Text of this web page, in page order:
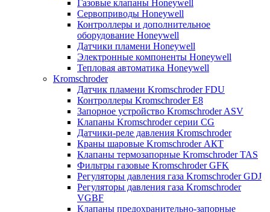
Газовые клапаны Honeywell
Сервоприводы Honeywell
Контроллеры и дополнительное
оборудование Honeywell
Датчики пламени Honeywell
Электронные компоненты Honeywell
Тепловая автоматика Honeywell
Kromschroder
Датчик пламени Kromschroder FDU
Контроллеры Kromschroder E8
Запорное устройство Kromschroder ASV
Клапаны Kromschroder серии CG
Датчики-реле давления Kromschroder
Краны шаровые Kromschroder АКТ
Клапаны термозапорные Kromschroder TAS
Фильтры газовые Kromschroder GFK
Регуляторы давления газа Kromschroder GDJ
Регуляторы давления газа Kromschroder
VGBF
Клапаны предохранительно-запорные